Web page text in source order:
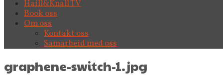
Haill&Knall TV
Book oss
Om oss
Kontakt oss
Samarbeid med oss
graphene-switch-1.jpg